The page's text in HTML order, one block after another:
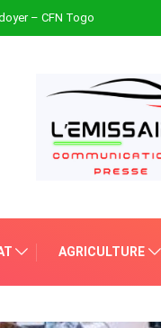
– CFN Togo
AGRICULTURE